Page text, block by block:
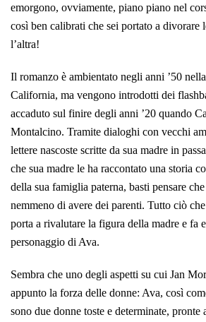
emorgono, ovviamente, piano piano nel
così ben calibrati che sei portato a divorare
l’altra!
Il romanzo è ambientato negli anni ’50
California, ma vengono introdotti dei
accaduto sul finire degli anni ’20 quando
Montalcino. Tramite dialoghi con vecchi
lettere nascoste scritte da sua madre in
che sua madre le ha raccontato una storia
della sua famiglia paterna, basti pensare
nemmeno di avere dei parenti. Tutto ciò
porta a rivalutare la figura della madre e fa
personaggio di Ava.
Sembra che uno degli aspetti su cui Jan
appunto la forza delle donne: Ava, così
sono due donne toste e determinate, pronte